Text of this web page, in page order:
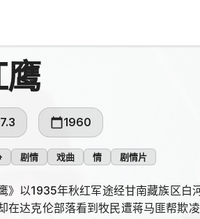
7.3 1960
剧情 戏曲 情 剧情片
鹰》以1935年秋红军途经甘南藏族区
在达克伦部落看到牧民遭蒋马匪帮欺